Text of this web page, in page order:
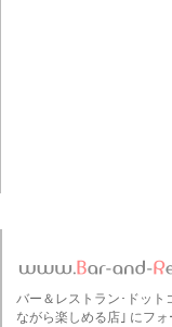
バー＆レストラン･ドット
ながら楽しめる店｣ にフ